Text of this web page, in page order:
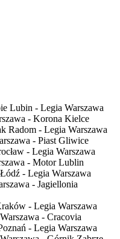
Lubin - Legia Warszawa
- Korona Kielce
Radom - Legia Warszawa
- Piast Gliwice
- Legia Warszawa
- Motor Lublin
- Legia Warszawa
- Jagiellonia
- Legia Warszawa
- Cracovia
- Legia Warszawa